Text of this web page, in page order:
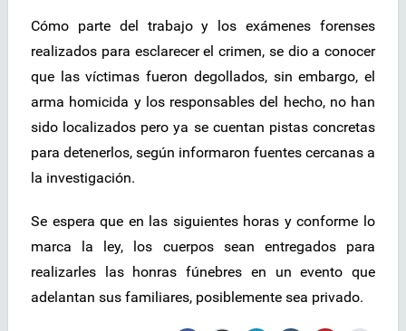
Cómo parte del trabajo y los exámenes forenses
realizados para esclarecer el crimen, se dio a conocer
que las víctimas fueron degollados, sin embargo, el
arma homicida y los responsables del hecho, no han
sido localizados pero ya se cuentan pistas concretas
para detenerlos, según informaron fuentes cercanas a
la investigación.
Se espera que en las siguientes horas y conforme lo
marca la ley, los cuerpos sean entregados para
realizarles las honras fúnebres en un evento que
adelantan sus familiares, posiblemente sea privado.